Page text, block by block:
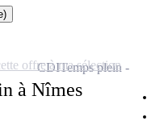
à Nîmes
CDITemps plein
offre à ma sélection